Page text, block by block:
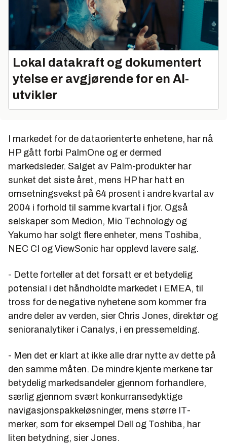
Lokal datakraft og dokumentert
ytelse er avgjørende for en AI-
utvikler
I markedet for de dataorienterte enhetene, har nå
HP gått forbi PalmOne og er dermed
markedsleder. Salget av Palm-produkter har
sunket det siste året, mens HP har hatt en
omsetningsvekst på 64 prosent i andre kvartal av
2004 i forhold til samme kvartal i fjor. Også
selskaper som Medion, Mio Technology og
Yakumo har solgt flere enheter, mens Toshiba,
NEC CI og ViewSonic har opplevd lavere salg.
- Dette forteller at det forsatt er et betydelig
potensial i det håndholdte markedet i EMEA, til
tross for de negative nyhetene som kommer fra
andre deler av verden, sier Chris Jones, direktør og
senioranalytiker i Canalys, i en pressemelding.
- Men det er klart at ikke alle drar nytte av dette på
den samme måten. De mindre kjente merkene tar
betydelig markedsandeler gjennom forhandlere,
særlig gjennom svært konkurransedyktige
navigasjonspakkeløsninger, mens større IT-
merker, som for eksempel Dell og Toshiba, har
liten betydning, sier Jones.